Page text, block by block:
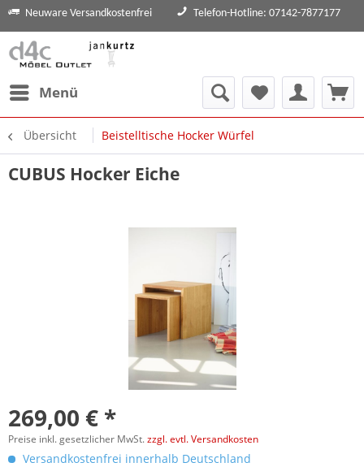
Neuware Versandkostenfrei Telefon-Hotline: 07142-7877177
Menü
Übersicht Beistelltische Hocker Würfel
CUBUS Hocker Eiche
269,00 € *
Preise inkl. gesetzlicher MwSt.zzgl. evtl. Versandkosten
Versandkostenfrei innerhalb Deutschland